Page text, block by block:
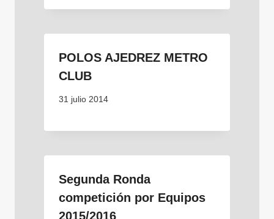
POLOS AJEDREZ METRO
CLUB
31 julio 2014
Segunda Ronda
competición por Equipos
2015/2016